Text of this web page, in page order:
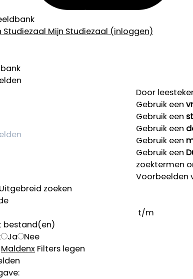
Mijn Studiezaal (inloggen)
Door
Gebruik een
Gebruik een
Gebruik een
Gebruik een
Gebruik een
zoektermen
Voorbeelden
Uitgebreid zoeken
t/m
bestand(en)
Ja
Nee
Maldenx Filters legen